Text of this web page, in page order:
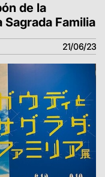
de la
Familia
21/06/23